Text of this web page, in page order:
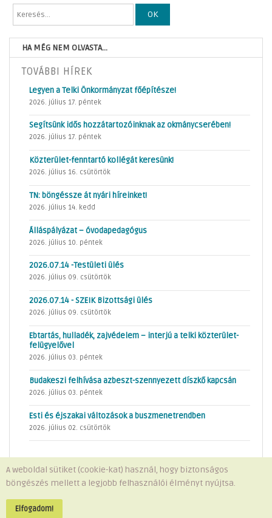
OK
HA MÉG NEM OLVASTA...
TOVÁBBI HÍREK
Legyen a Telki Önkormányzat főépítésze!
2026. július 17. péntek
Segítsünk idős hozzátartozóinknak az okmánycserében!
2026. július 17. péntek
Közterület-fenntartó kollégát keresünk!
2026. július 16. csütörtök
TN: böngéssze át nyári híreinket!
2026. július 14. kedd
Álláspályázat – óvodapedagógus
2026. július 10. péntek
2026.07.14 -Testületi ülés
2026. július 09. csütörtök
2026.07.14 - SZEIK Bizottsági ülés
2026. július 09. csütörtök
Ebtartás, hulladék, zajvédelem – interjú a telki közterület-
felügyelővel
2026. július 03. péntek
Budakeszi felhívása azbeszt-szennyezett díszkő kapcsán
2026. július 03. péntek
Esti és éjszakai változások a buszmenetrendben
2026. július 02. csütörtök
Minden jog fenntartva © 2026 Telki Község Önkormányzata
A weboldal sütiket (cookie-kat) használ, hogy biztonságos
böngészés mellett a legjobb felhasználói élményt nyújtsa.
Elfogadom!